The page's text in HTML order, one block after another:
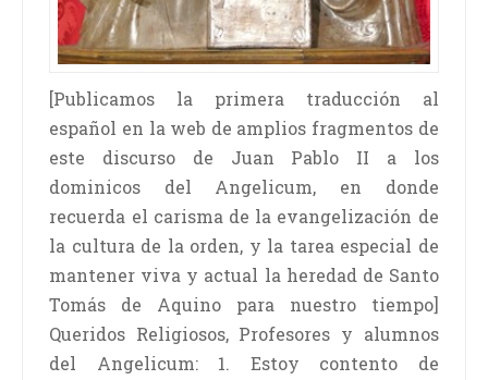
[Publicamos la primera traducción al
español en la web de amplios fragmentos de
este discurso de Juan Pablo II a los
dominicos del Angelicum, en donde
recuerda el carisma de la evangelización de
la cultura de la orden, y la tarea especial de
mantener viva y actual la heredad de Santo
Tomás de Aquino para nuestro tiempo]
Queridos Religiosos, Profesores y alumnos
del Angelicum: 1. Estoy contento de